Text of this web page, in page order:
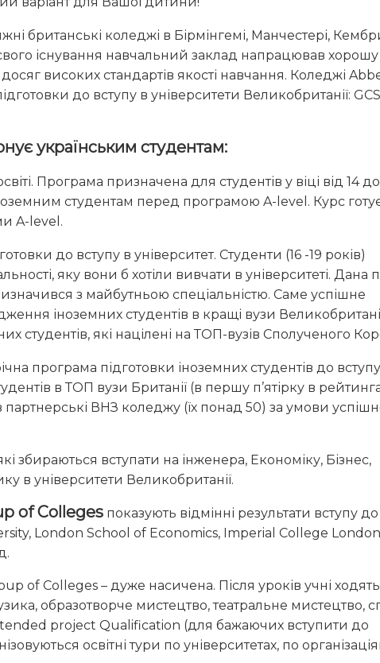
британські коледжі в Бірмінгемі, Манчестері,
свого існування навчальний заклад напрацював хорошу
досяг високих стандартів якості навчання. Коледжі
до вступу в університети Великобританії:
українським студентам:
Програма призначена для студентів у віці від 14 до
студентам перед програмою A-level. Курс
A-level.
до вступу в університет. Студенти (16 -19 років)
яку вони б хотіли вивчати в університеті. Дана
з майбутньою спеціальністю. Саме успішне
іноземних студентів в кращі вузи
які націлені на ТОП-вузів Сполученого
програма підготовки іноземних студентів до
в ТОП вузи Британії (в першу п’ятірку в
ВНЗ коледжу (їх понад 50) за умови
вступати на інженера, Економіку, Бізнес,
в університети Великобританії.
of Collegesпоказують відмінні результати вступу
London School of Economics, Imperial College
of Colleges – дуже насичена. Після уроків учні
образотворче мистецтво, театральне мистецтво,
project Qualification (для бажаючих вступити до
освітні тури по університетах, по